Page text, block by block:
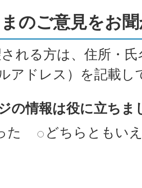
のご意見をお
れる方は、住所・
アドレス）を記載し
の情報は役に立ちま
た
どちらともい